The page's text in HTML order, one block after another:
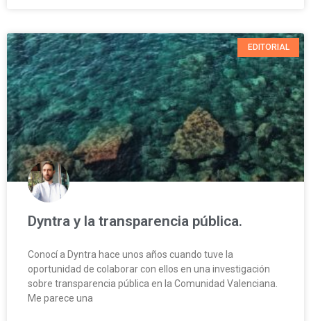
EDITORIAL
Dyntra y la transparencia pública.
Conocí a Dyntra hace unos años cuando tuve la
oportunidad de colaborar con ellos en una investigación
sobre transparencia pública en la Comunidad Valenciana.
Me parece una